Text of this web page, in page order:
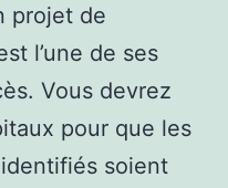
projet de
l’une de ses
Vous devrez
pour que les
soient